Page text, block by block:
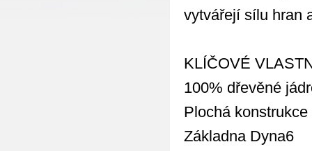
vytvářejí sílu hran
KLÍČOVÉ
100% dřevěné
Plochá konstrukce
Základna Dyna6